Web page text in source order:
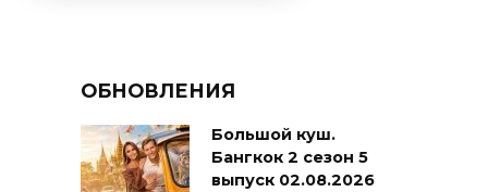
ОБНОВЛЕНИЯ
Большой куш.
Бангкок 2 сезон 5
выпуск 02.08.2026